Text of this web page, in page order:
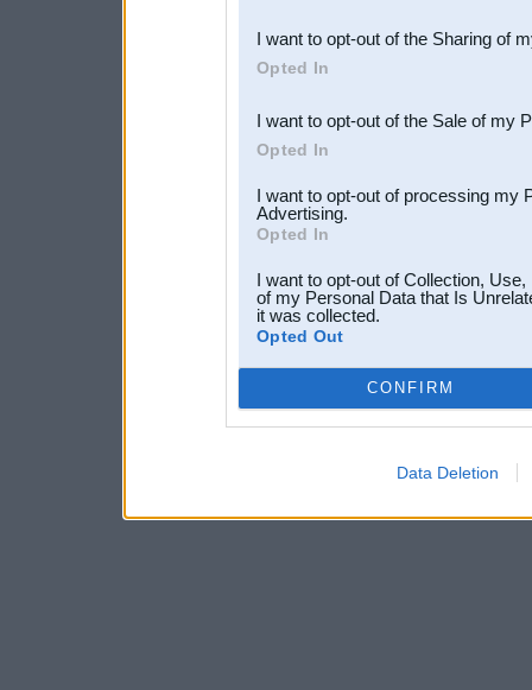
Downstream Participants
third parties.
I want to opt-out of the Sharing of
Opted In
I want to opt-out of the Sale of my
Opted In
I want to opt-out of processing my
Advertising.
Opted In
I want to opt-out of Collection,
of my Personal Data that Is
it was collected.
Opted Out
CONFIRM
Data Deletion